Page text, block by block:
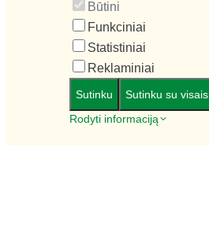
Būtini
Funkciniai
Statistiniai
Reklaminiai
Sutinku Sutinku su visais
Rodyti informaciją